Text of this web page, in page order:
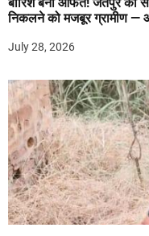
निकलने को मजबूर ग्रामीण —
July 28, 2026